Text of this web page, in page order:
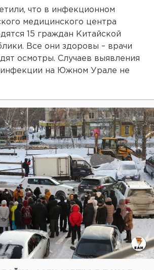
что в инфекционном
медицинского центра
15 граждан Китайской
Все они здоровы – врачи
осмотры. Случаев выявления
инфекции на Южном Урале не